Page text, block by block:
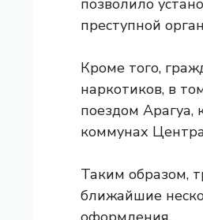
позволило
преступной
Кроме того,
наркотиков, в
поездом Арагуа,
коммунах
Таким образом,
ближайшие